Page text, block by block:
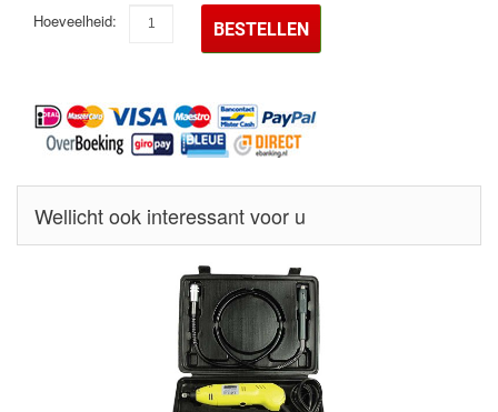
Hoeveelheid: BESTELLEN
Wellicht ook interessant voor u